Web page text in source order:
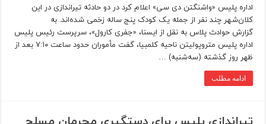
اداره پلیس «واشنگتن دی سی» اعلام کرد در دو حادثه تیراندازی در این
کلان‌شهر چند نفر از جمله یک کودک پنج ساله زخمی شده‌اند. به
گزارش حوادث پلاس به نقل از ایسنا، «جفری کارول»، سرپرست رئیس پلیس
اداره پلیس متروپولیتن ناحیه کلمبیا، گفت مأموران حدود ساعت ۷:۱۰ بعد از
ظهر روز گذشته (سه‌شنبه) …
ادامه مطلب